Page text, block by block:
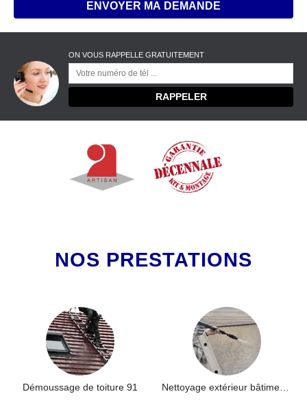
ON VOUS RAPPELLE GRATUITEMENT
NOS PRESTATIONS
Démoussage de toiture 91